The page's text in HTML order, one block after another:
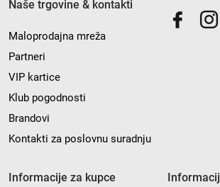
Naše trgovine & kontakti
Maloprodajna mreža
Partneri
VIP kartice
Klub pogodnosti
Brandovi
Kontakti za poslovnu suradnju
Informacije za kupce